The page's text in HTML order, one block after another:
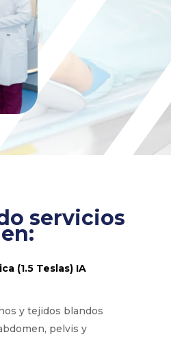
servicios
en:
(1.5 Teslas) IA
y tejidos blandos
pelvis y